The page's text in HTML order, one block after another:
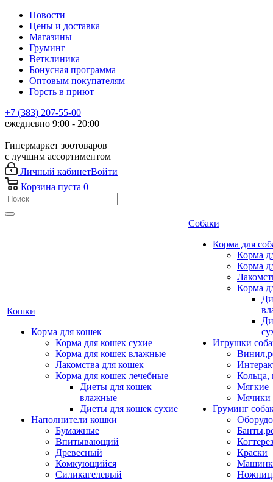
Новости
Цены и доставка
Магазины
Груминг
Ветклиника
Бонусная программа
Оптовым покупателям
Горсть в приют
+7 (383) 207-55-00
ежедневно 9:00 - 20:00
Гипермаркет зоотоваров
с лучшим ассортиментом
Личный кабинетВойти
Корзина пуста 0
Кошки
Корма для кошек
Корма для кошек сухие
Корма для кошек влажные
Лакомства для кошек
Корма для кошек лечебные
Диеты для кошек
влажные
Диеты для кошек сухие
Наполнители кошки
Бумажные
Впитывающий
Древесный
Комкующийся
Силикагелевый
Собаки
Корма для
Корма
Корма
Корма
Игрушки
Кольца,
Мягкие
Мячики
Груминг
Краски